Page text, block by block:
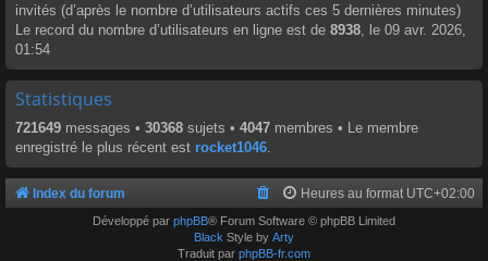
invités (d’après le nombre d’utilisateurs actifs ces 5 dernières minutes)
Le record du nombre d’utilisateurs en ligne est de 8938, le 09 avr. 2026,
01:54
Statistiques
721649 messages • 30368 sujets • 4047 membres • Le membre
enregistré le plus récent est rocket1046.
Index du forum Heures au format UTC+02:00
Développé par phpBB® Forum Software © phpBB Limited
Black Style by Arty
Traduit par phpBB-fr.com